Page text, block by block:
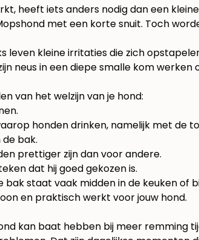
heeft iets anders nodig dan een
met een korte snuit. Toch
leven kleine irritaties die zich
neus in een diepe smalle kom
van het welzijn van je hond:
honden drinken, namelijk met de
bak.
prettiger zijn dan voor andere.
dat hij goed gekozen is.
bak staat vaak midden in de keuken
en praktisch werkt voor jouw hond.
kan baat hebben bij meer